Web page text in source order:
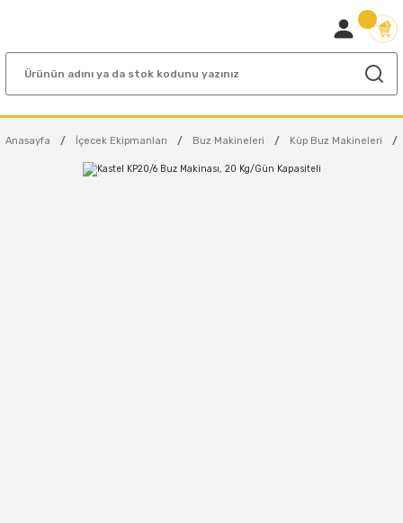
Anasayfa İçecek Ekipmanları Buz Makineleri Küp Buz Makineleri